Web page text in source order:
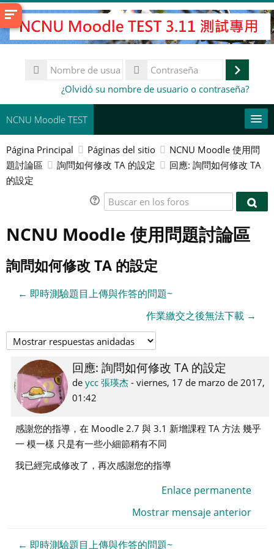
Salta
al
contenido
Nombre
de
Contraseña¿Olvidó su nombre de usuario o contraseña?
NCNU Moodle TEST
常用連結
Español - Internacional ‎(es)‎
Buscar
Página Principal Páginas del sitio
NCNU Moodle 使用問
題討論區
詢問如何修改 TA 的設定
回應: 詢問如何修改 TA
的設定
Buscar
los
foros
NCNU Moodle 使用問題討論區
詢問如何修改 TA 的設定
← 即時測驗題目上傳與作答的問題~
作業繳交之後無法下載 →
回應: 詢問如何修改 TA 的設定
deycc 張瑛杰 -viernes, 17 de marzo de 2017,
01:42
Número
de
respuestas:
感謝您的指導，在 Moodle 2.7 與 3.1 新增課程 TA 方法 幾乎
一 模一樣 只是有一些小細節稍有不同
我已經完成修改了， 再次感謝您的指導
Enlace permanente
Mostrar mensaje anterior
← 即時測驗題目上傳與作答的問題~